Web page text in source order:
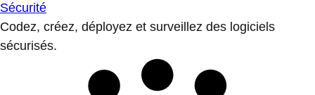
Sécurité
Codez, créez, déployez et surveillez des logiciels
sécurisés.